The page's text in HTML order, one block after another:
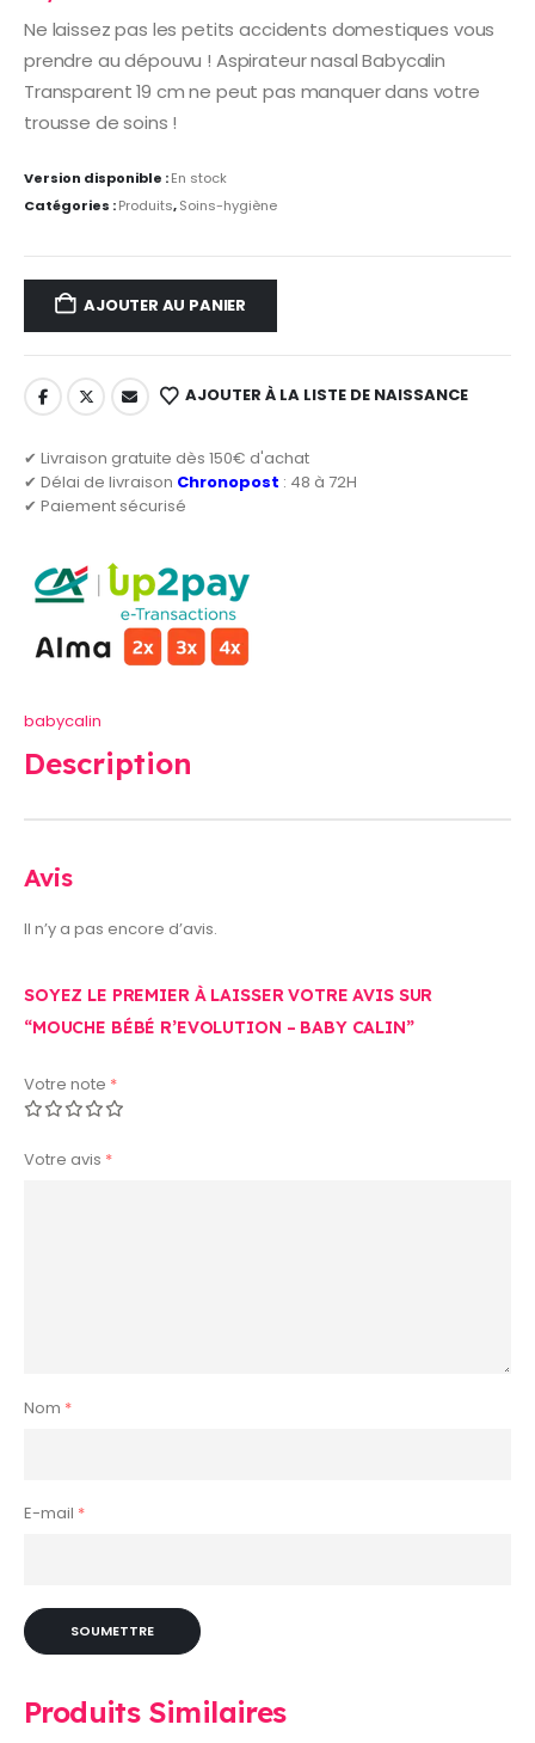
Ne laissez pas les petits accidents domestiques vous
prendre au dépouvu ! Aspirateur nasal Babycalin
Transparent 19 cm ne peut pas manquer dans votre
trousse de soins !
Version disponible :En stock
Catégories :Produits,Soins-hygiène
AJOUTER AU PANIER
AJOUTER À LA LISTE DE NAISSANCE
✔ Livraison gratuite dès 150€ d'achat
✔ Délai de livraison Chronopost : 48 à 72H
✔ Paiement sécurisé
babycalin
Description
Avis
Il n’y a pas encore d’avis.
SOYEZ LE PREMIER À LAISSER VOTRE AVIS SUR
“MOUCHE BÉBÉ R’EVOLUTION – BABY CALIN”
Votre note *
Votre avis *
Nom *
E-mail *
Produits Similaires